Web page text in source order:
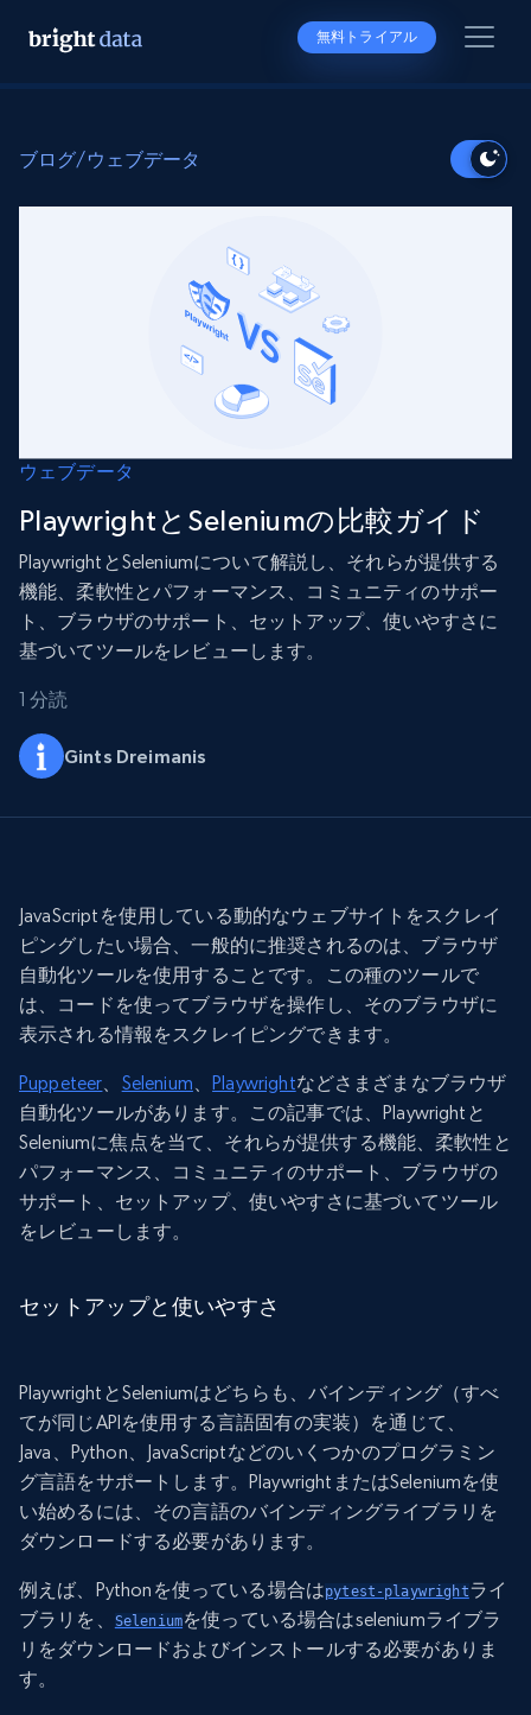
無料トライアル
ブログ/ウェブデータ
ウェブデータ
PlaywrightとSeleniumの比較ガイド
PlaywrightとSeleniumについて解説し、それらが提供する
機能、柔軟性とパフォーマンス、コミュニティのサポー
ト、ブラウザのサポート、セットアップ、使いやすさに
基づいてツールをレビューします。
1 分読
Gints Dreimanis
JavaScriptを使用している動的なウェブサイトをスクレイ
ピングしたい場合、一般的に推奨されるのは、ブラウザ
自動化ツールを使用することです。この種のツールで
は、コードを使ってブラウザを操作し、そのブラウザに
表示される情報をスクレイピングできます。
Puppeteer、 Selenium、 Playwrightなどさまざまなブラウザ
自動化ツールがあります。この記事では、Playwrightと
Seleniumに焦点を当て、それらが提供する機能、柔軟性と
パフォーマンス、コミュニティのサポート、ブラウザの
サポート、セットアップ、使いやすさに基づいてツール
をレビューします。
セットアップと使いやすさ
PlaywrightとSeleniumはどちらも、バインディング（すべ
てが同じAPIを使用する言語固有の実装）を通じて、
Java、Python、JavaScriptなどのいくつかのプログラミン
グ言語をサポートします。PlaywrightまたはSeleniumを使
い始めるには、その言語のバインディングライブラリを
ダウンロードする必要があります。
例えば、Pythonを使っている場合はpytest-playwrightライ
ブラリを、
Seleniumを使っている場合はseleniumライブラ
リをダウンロードおよびインストールする必要がありま
す。